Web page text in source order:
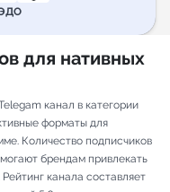
для нативных
канал в категории
форматы для
Количество подписчиков
брендам привлекать
канала составляет